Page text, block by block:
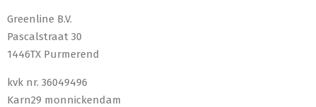
Greenline B.V.
Pascalstraat 30
1446TX Purmerend
kvk nr. 36049496
Karn29 monnickendam